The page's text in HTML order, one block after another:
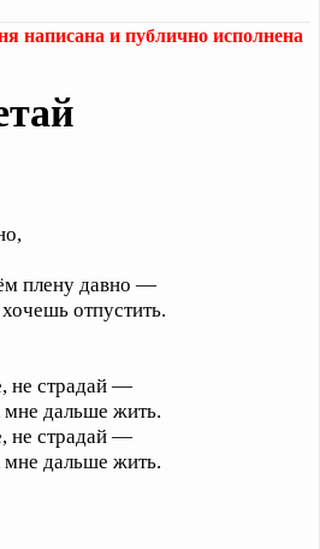
написана и публично исполнена
плену давно —
отпустить.
не страдай —
мне дальше жить.
не страдай —
мне дальше жить.